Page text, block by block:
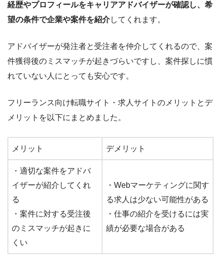
経歴やプロフィールをキャリアアドバイザーが確認し、希
望の条件で企業や案件を紹介してくれます。
アドバイザーが発注者と受注者を仲介してくれるので、案
件獲得後のミスマッチが起きづらいですし、案件探しに慣
れていない人にとっても安心です。
フリーランス向け転職サイト・求人サイトのメリットとデ
メリットを以下にまとめました。
メリット デメリット
・適切な案件をアドバ
イザーが紹介してくれ
る
・案件に対する受注後
のミスマッチが起きに
くい
・Webマーケティングに関す
る求人は少ない可能性がある
・仕事の紹介を受けるには実
績が必要な場合がある